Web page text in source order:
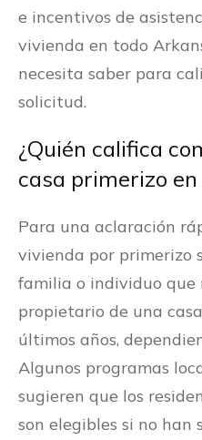
e incentivos de
vivienda en todo
necesita saber para
solicitud.
¿Quién califica
casa primerizo
Para una aclaración
vivienda por primerizo
familia o individuo que
propietario de una
últimos años,
Algunos programas
sugieren que los
son elegibles si no han